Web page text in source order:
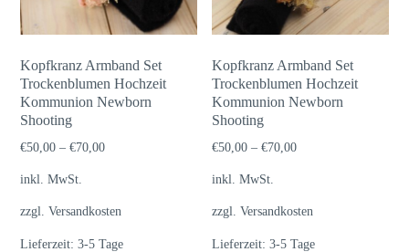
Kopfkranz Armband Set
Trockenblumen Hochzeit
Kommunion Newborn
Shooting
€50,00 –€70,00
inkl. MwSt.
zzgl.Versandkosten
Lieferzeit:3-5 Tage
Kopfkranz Armband Set
Trockenblumen Hochzeit
Kommunion Newborn
Shooting
€50,00 –€70,00
inkl. MwSt.
zzgl.Versandkosten
Lieferzeit:3-5 Tage